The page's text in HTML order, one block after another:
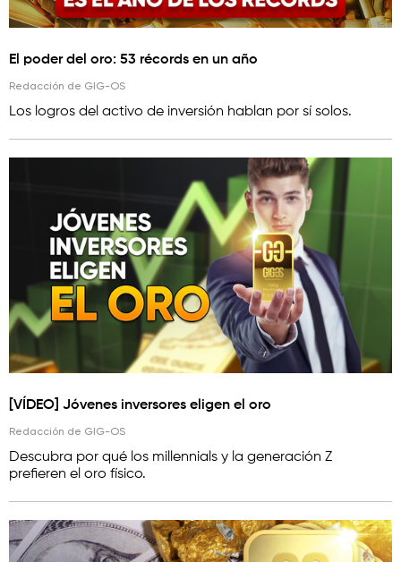
El poder del oro: 53 récords en un año
Redacción de GIG-OS
Los logros del activo de inversión hablan por sí solos.
[VÍDEO] Jóvenes inversores eligen el oro
Redacción de GIG-OS
Descubra por qué los millennials y la generación Z
prefieren el oro físico.